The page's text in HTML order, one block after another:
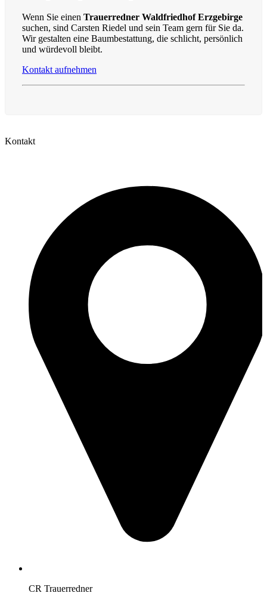
Wenn Sie einen Trauerredner Waldfriedhof Erzgebirge
suchen, sind Carsten Riedel und sein Team gern für Sie da.
Wir gestalten eine Baumbestattung, die schlicht, persönlich
und würdevoll bleibt.
Kontakt aufnehmen
Kontakt
CR Trauerredner